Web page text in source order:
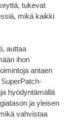
tukevat
mikä kaikki
auttaa
ihon
antaen
hyödyntämällä
ja yleisen
vahvistaa